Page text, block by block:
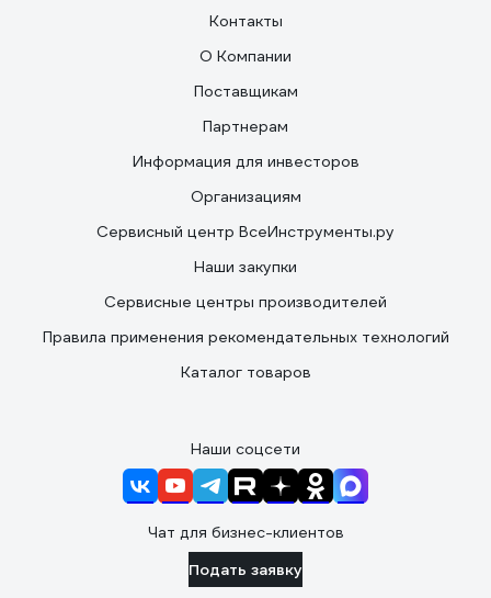
Контакты
О Компании
Поставщикам
Партнерам
Информация для инвесторов
Организациям
Сервисный центр ВсеИнструменты.ру
Наши закупки
Сервисные центры производителей
Правила применения рекомендательных технологий
Каталог товаров
Наши соцсети
Чат для бизнес-клиентов
Подать заявку